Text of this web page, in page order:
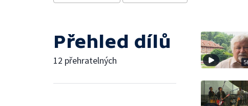
Přehled dílů
12 přehratelných